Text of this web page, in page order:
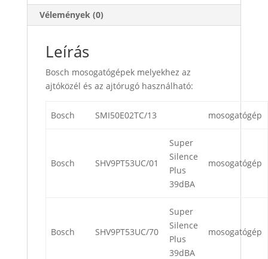
Vélemények (0)
Leírás
Bosch mosogatógépek melyekhez az
ajtóközél és az ajtórugó használható:
Bosch SMI50E02TC/13 mosogatógép
Bosch SHV9PT53UC/01
Super
Silence
Plus
39dBA
mosogatógép
Bosch SHV9PT53UC/70
Super
Silence
Plus
39dBA
mosogatógép